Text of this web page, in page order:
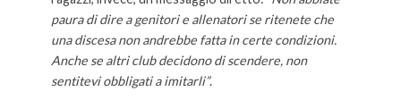
paura di dire a genitori e allenatori se ritenete che
una discesa non andrebbe fatta in certe condizioni.
Anche se altri club decidono di scendere, non
sentitevi obbligati a imitarli”.